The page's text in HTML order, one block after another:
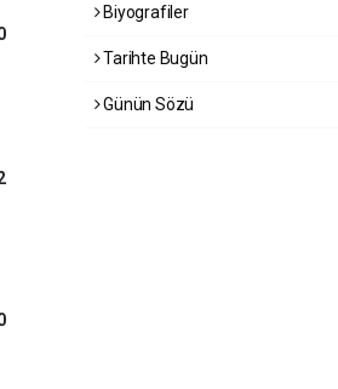
Biyografiler
Tarihte Bugün
Günün Sözü